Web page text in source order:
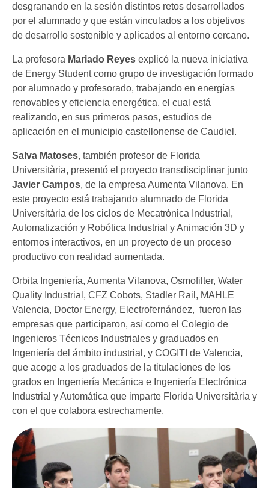
desgranando en la sesión distintos retos desarrollados
por el alumnado y que están vinculados a los objetivos
de desarrollo sostenible y aplicados al entorno cercano.
La profesora Mariado Reyes explicó la nueva iniciativa
de Energy Student como grupo de investigación formado
por alumnado y profesorado, trabajando en energías
renovables y eficiencia energética, el cual está
realizando, en sus primeros pasos, estudios de
aplicación en el municipio castellonense de Caudiel.
Salva Matoses, también profesor de Florida
Universitària, presentó el proyecto transdisciplinar junto
Javier Campos, de la empresa Aumenta Vilanova. En
este proyecto está trabajando alumnado de Florida
Universitària de los ciclos de Mecatrónica Industrial,
Automatización y Robótica Industrial y Animación 3D y
entornos interactivos, en un proyecto de un proceso
productivo con realidad aumentada.
Orbita Ingeniería, Aumenta Vilanova, Osmofilter, Water
Quality Industrial, CFZ Cobots, Stadler Rail, MAHLE
Valencia, Doctor Energy, Electrofernández, fueron las
empresas que participaron, así como el Colegio de
Ingenieros Técnicos Industriales y graduados en
Ingeniería del ámbito industrial, y COGITI de Valencia,
que acoge a los graduados de la titulaciones de los
grados en Ingeniería Mecánica e Ingeniería Electrónica
Industrial y Automática que imparte Florida Universitària y
con el que colabora estrechamente.